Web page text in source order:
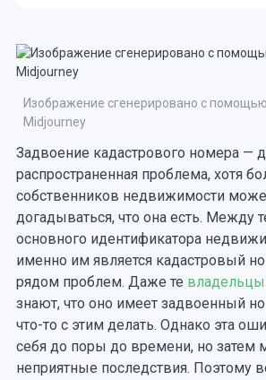
Изображение сгенерировано с
Midjourney
Задвоение кадастрового номера —
распространенная проблема, хотя
собственников недвижимости
догадываться, что она есть. Между
основного идентификатора
именно им является кадастровый
рядом проблем. Даже те
знают, что оно имеет задвоенный
что-то с этим делать. Однако эта
себя до поры до времени, но затем
неприятные последствия. Поэтому